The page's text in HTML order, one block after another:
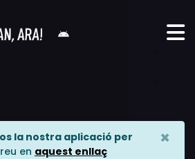
la nostra aplicació per
en aquest enllaç
×